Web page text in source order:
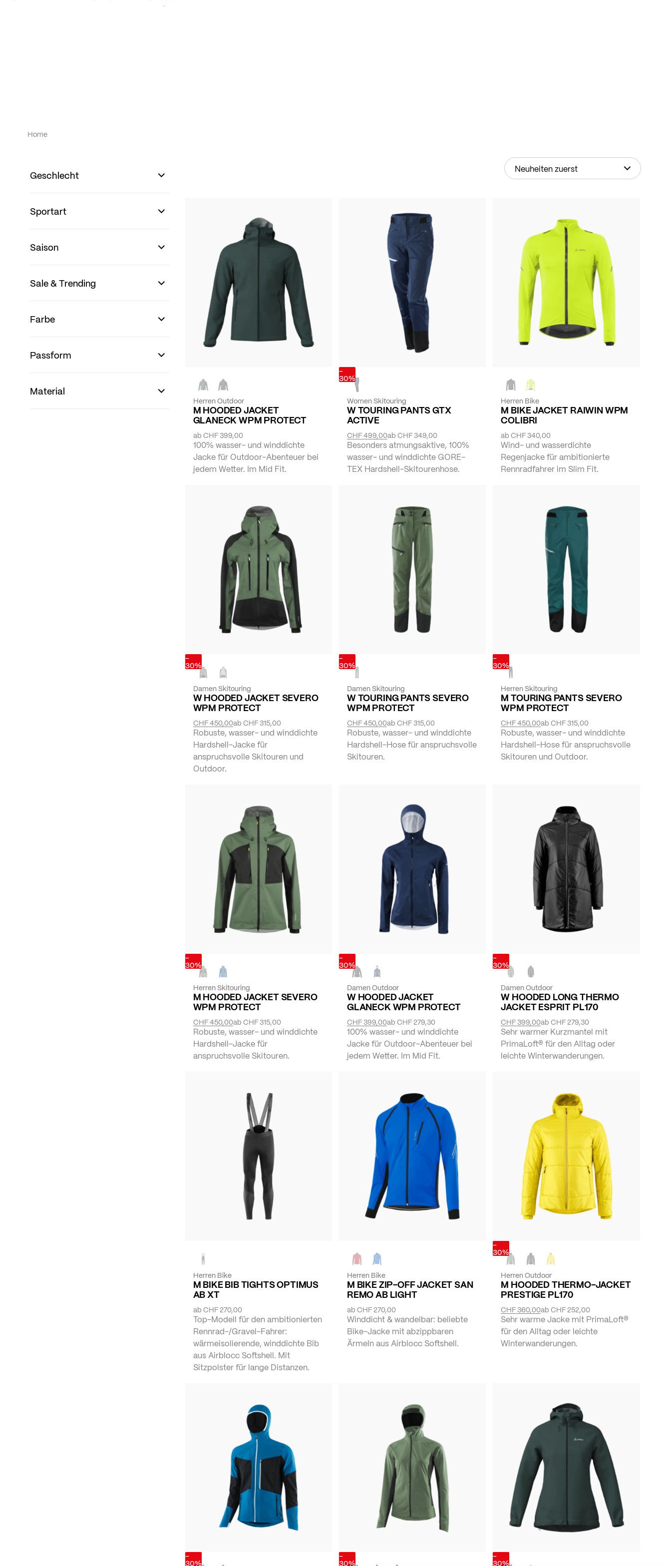
Home
Herren Outdoor
M HOODED JACKET
GLANECK WPM PROTECT
abCHF 399,00
100% wasser- und winddichte
Jacke für Outdoor-Abenteuer bei
jedem Wetter. Im Mid Fit.
-
30%
Women Skitouring
W TOURING PANTS GTX
ACTIVE
abCHF 349,00
CHF 499,00
Besonders atmungsaktive, 100%
wasser- und winddichte GORE-
TEX Hardshell-Skitourenhose.
Herren Bike
M BIKE JACKET RAIWIN WPM
COLIBRI
ab CHF 340,00
Wind- und wasserdichte
Regenjacke für ambitionierte
Rennradfahrer im Slim Fit.
-
30%
Damen Skitouring
W HOODED JACKET SEVERO
WPM PROTECT
abCHF 315,00
CHF 450,00
Robuste, wasser- und winddichte
Hardshell-Jacke für
anspruchsvolle Skitouren und
Outdoor.
-
30%
Damen Skitouring
W TOURING PANTS SEVERO
WPM PROTECT
abCHF 315,00
CHF 450,00
Robuste, wasser- und winddichte
Hardshell-Hose für anspruchsvolle
Skitouren.
-
30%
Herren Skitouring
M TOURING PANTS SEVERO
WPM PROTECT
ab CHF 315,00
CHF 450,00
Robuste, wasser- und winddichte
Hardshell-Hose für anspruchsvolle
Skitouren und Outdoor.
-
30%
Herren Skitouring
M HOODED JACKET SEVERO
WPM PROTECT
abCHF 315,00
CHF 450,00
Robuste, wasser- und winddichte
Hardshell-Jacke für
anspruchsvolle Skitouren.
-
30%
Damen Outdoor
W HOODED JACKET
GLANECK WPM PROTECT
abCHF 279,30
CHF 399,00
100% wasser- und winddichte
Jacke für Outdoor-Abenteuer bei
jedem Wetter. Im Mid Fit.
-
30%
Damen Outdoor
W HOODED LONG THERMO
JACKET ESPRIT PL170
ab CHF 279,30
CHF 399,00
Sehr warmer Kurzmantel mit
PrimaLoft® für den Alltag oder
leichte Winterwanderungen.
Herren Bike
M BIKE BIB TIGHTS OPTIMUS
AB XT
abCHF 270,00
Top-Modell für den ambitionierten
Rennrad-/Gravel-Fahrer:
wärmeisolierende, winddichte Bib
aus Airblocc Softshell. Mit
Sitzpolster für lange Distanzen.
Herren Bike
M BIKE ZIP-OFF JACKET SAN
REMO AB LIGHT
abCHF 270,00
Winddicht & wandelbar: beliebte
Bike-Jacke mit abzippbaren
Ärmeln aus Airblocc Softshell.
-
30%
Herren Outdoor
M HOODED THERMO-JACKET
PRESTIGE PL170
ab CHF 252,00
CHF 360,00
Sehr warme Jacke mit PrimaLoft®
für den Alltag oder leichte
Winterwanderungen.
-
30%
-
30%
-
30%
Geschlecht
Sportart
Saison
Sale & Trending
Farbe
Passform
Material